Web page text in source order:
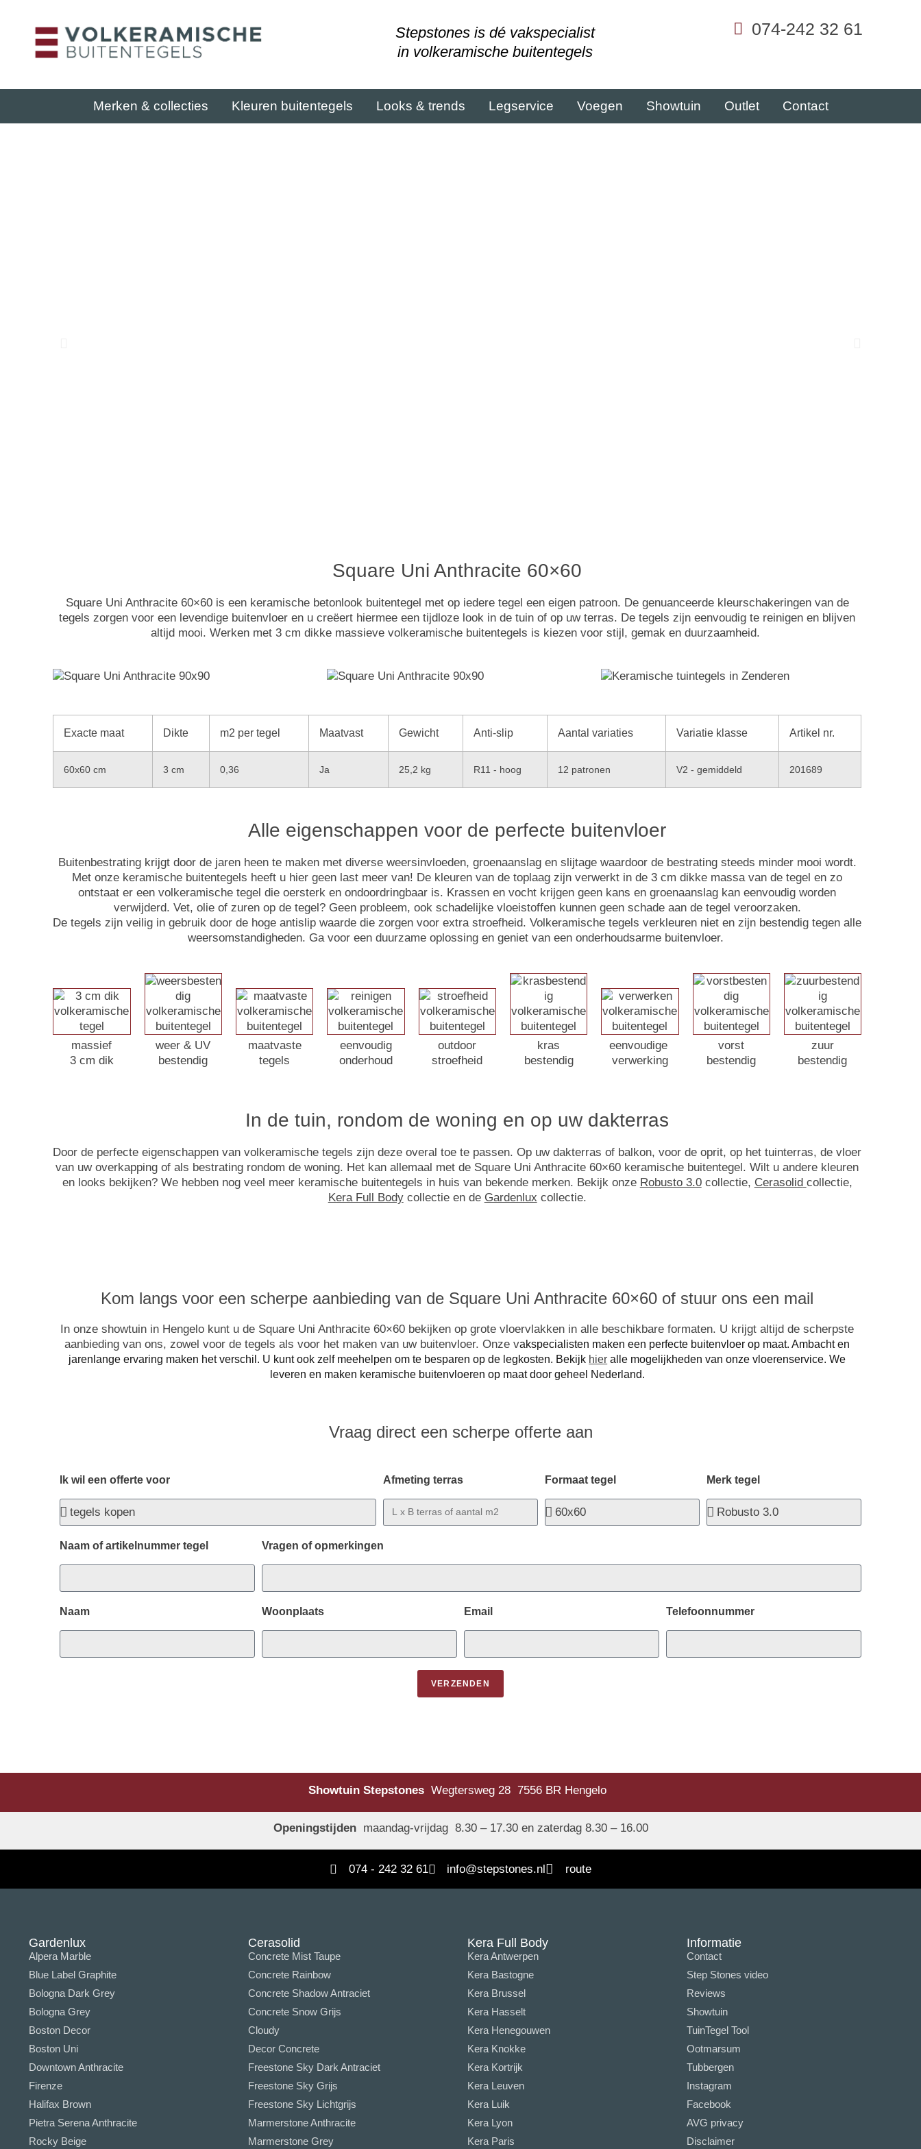
Stepstones is dé vakspecialist
in volkeramische buitentegels
074-242 32 61
Merken & collecties Kleuren buitentegels Looks & trends Legservice Voegen Showtuin Outlet Contact
Square Uni Anthracite 60×60
Square Uni Anthracite60×60 is een keramische betonlook buitentegel met op iedere tegel een eigen patroon. De genuanceerde kleurschakeringen van de
tegels zorgen voor een levendige buitenvloer en u creëert hiermee een tijdloze look in de tuin of op uw terras. De tegels zijn eenvoudig te reinigen en blijven
altijd mooi. Werken met 3 cm dikke massieve volkeramische buitentegels is kiezen voor stijl, gemak en duurzaamheid.
Exacte maat Dikte m2 per tegel Maatvast Gewicht Anti-slip Aantal variaties Variatie klasse Artikel nr.
60x60 cm 3 cm 0,36 Ja 25,2 kg R11 - hoog 12 patronen V2 - gemiddeld 201689
Alle eigenschappen voor de perfecte buitenvloer
Buitenbestrating krijgt door de jaren heen te maken met diverse weersinvloeden, groenaanslag en slijtage waardoor de bestrating steeds minder mooi wordt.
Met onze keramische buitentegels heeft u hier geen last meer van! De kleuren van de toplaag zijn verwerkt in de 3 cm dikke massa van de tegel en zo
ontstaat er een volkeramische tegel die oersterk en ondoordringbaar is. Krassen en vocht krijgen geen kans en groenaanslag kan eenvoudig worden
verwijderd. Vet, olie of zuren op de tegel? Geen probleem, ook schadelijke vloeistoffen kunnen geen schade aan de tegel veroorzaken.
De tegels zijn veilig in gebruik door de hoge antislip waarde die zorgen voor extra stroefheid. Volkeramische tegels verkleuren niet en zijn bestendig tegen alle
weersomstandigheden. Ga voor een duurzame oplossing en geniet van een onderhoudsarme buitenvloer.
massief
3 cm dik
weer & UV
bestendig
maatvaste
tegels
eenvoudig
onderhoud
outdoor
stroefheid
kras
bestendig
eenvoudige
verwerking
vorst
bestendig
zuur
bestendig
In de tuin, rondom de woning en op uw dakterras
Door de perfecte eigenschappen van volkeramische tegels zijn deze overal toe te passen. Op uw dakterras of balkon, voor de oprit, op het tuinterras, de vloer
van uw overkapping of als bestrating rondom de woning. Het kan allemaal met de Square Uni Anthracite 60×60 keramische buitentegel. Wilt u andere kleuren
en looks bekijken? We hebben nog veel meer keramische buitentegels in huis van bekende merken. Bekijk onze Robusto 3.0collectie, Cerasolid collectie,
Kera Full Bodycollectie en de Gardenlux collectie.
Kom langs voor een scherpe aanbieding van de Square Uni Anthracite 60×60 of stuur ons een mail
In onze showtuin in Hengelo kunt u de Square Uni Anthracite 60×60 bekijken op grote vloervlakken in alle beschikbare formaten. U krijgt altijd de scherpste
aanbieding van ons, zowel voor de tegels als voor het maken van uw buitenvloer. Onze vakspecialisten maken een perfecte buitenvloer op maat. Ambacht en
jarenlange ervaring maken het verschil. U kunt ook zelf meehelpen om te besparen op de legkosten. Bekijk hier alle mogelijkheden van onze vloerenservice.We
leveren en maken keramische buitenvloeren op maat door geheel Nederland.
Vraag direct een scherpe offerte aan
Ik wil een offerte voor Afmeting terras Formaat tegel Merk tegel
Naam of artikelnummer tegel Vragen of opmerkingen
Naam Woonplaats Email Telefoonnummer
VERZENDEN
Showtuin Stepstones Wegtersweg 28 7556 BR Hengelo
Openingstijden maandag-vrijdag 8.30 – 17.30 en zaterdag 8.30 – 16.00
074 - 242 32 61 info@stepstones.nl route
Gardenlux
Alpera Marble
Blue Label Graphite
Bologna Dark Grey
Bologna Grey
Boston Decor
Boston Uni
Downtown Anthracite
Firenze
Halifax Brown
Pietra Serena Anthracite
Rocky Beige
Cerasolid
Concrete Mist Taupe
Concrete Rainbow
Concrete Shadow Antraciet
Concrete Snow Grijs
Cloudy
Decor Concrete
Freestone Sky Dark Antraciet
Freestone Sky Grijs
Freestone Sky Lichtgrijs
Marmerstone Anthracite
Marmerstone Grey
Kera Full Body
Kera Antwerpen
Kera Bastogne
Kera Brussel
Kera Hasselt
Kera Henegouwen
Kera Knokke
Kera Kortrijk
Kera Leuven
Kera Luik
Kera Lyon
Kera Paris
Informatie
Contact
Step Stones video
Reviews
Showtuin
TuinTegel Tool
Ootmarsum
Tubbergen
Instagram
Facebook
AVG privacy
Disclaimer